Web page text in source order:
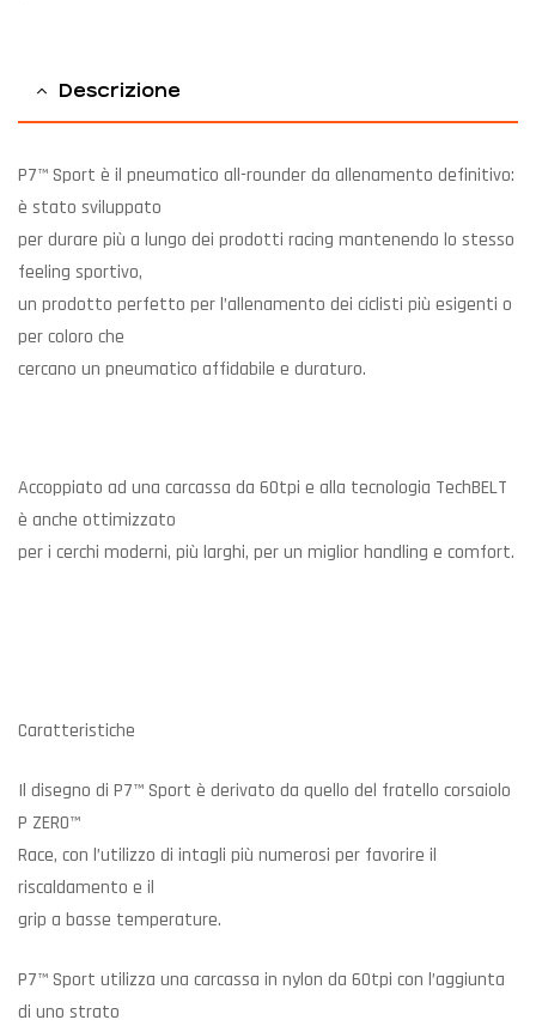
Descrizione
P7™ Sport è il pneumatico all-rounder da allenamento definitivo:
è stato sviluppato
per durare più a lungo dei prodotti racing mantenendo lo stesso
feeling sportivo,
un prodotto perfetto per l’allenamento dei ciclisti più esigenti o
per coloro che
cercano un pneumatico affidabile e duraturo.
Accoppiato ad una carcassa da 60tpi e alla tecnologia TechBELT
è anche ottimizzato
per i cerchi moderni, più larghi, per un miglior handling e comfort.
Caratteristiche
Il disegno di P7™ Sport è derivato da quello del fratello corsaiolo
P ZERO™
Race, con l’utilizzo di intagli più numerosi per favorire il
riscaldamento e il
grip a basse temperature.
P7™ Sport utilizza una carcassa in nylon da 60tpi con l’aggiunta
di uno strato